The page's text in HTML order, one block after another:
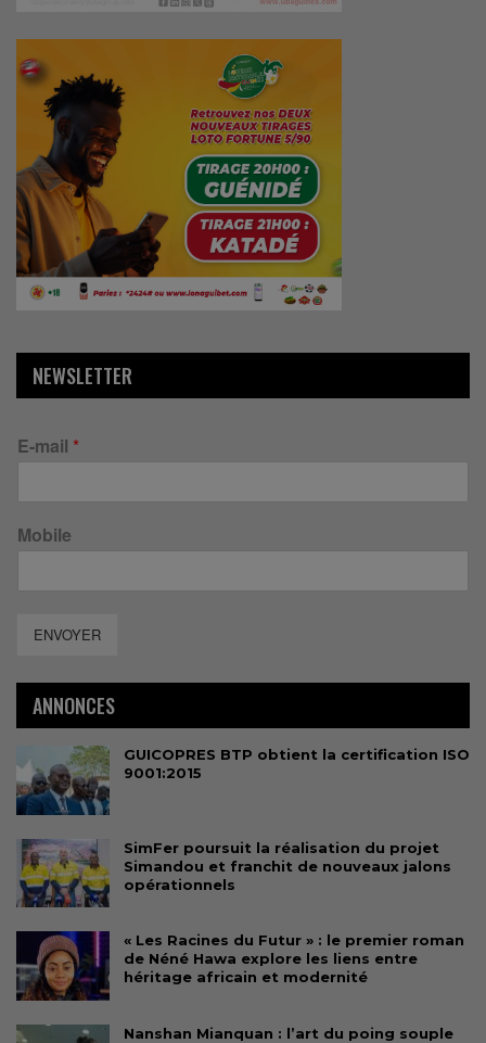
NEWSLETTER
E-mail *
Mobile
ENVOYER
ANNONCES
GUICOPRES BTP obtient la certification ISO
9001:2015
SimFer poursuit la réalisation du projet
Simandou et franchit de nouveaux jalons
opérationnels
« Les Racines du Futur » : le premier roman
de Néné Hawa explore les liens entre
héritage africain et modernité
Nanshan Mianquan : l’art du poing souple